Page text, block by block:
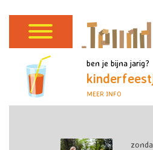
ben je bijna jarig?
MEER INFO